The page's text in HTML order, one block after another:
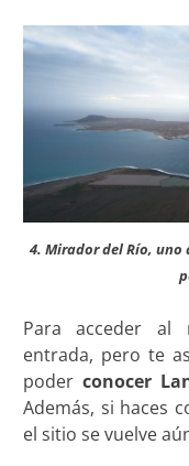
4. Mirador del Río, uno
Para acceder al
entrada, pero te
poder conocer
Además, si haces
el sitio se vuelve